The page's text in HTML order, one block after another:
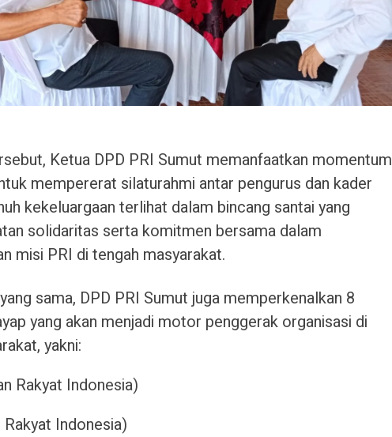
Ketua DPD PRI Sumut memanfaatkan momentum
mempererat silaturahmi antar pengurus dan kader
kekeluargaan terlihat dalam bincang santai yang
solidaritas serta komitmen bersama dalam
misi PRI di tengah masyarakat.
sama, DPD PRI Sumut juga memperkenalkan 8
yang akan menjadi motor penggerak organisasi di
yakni:
Rakyat Indonesia)
Indonesia)